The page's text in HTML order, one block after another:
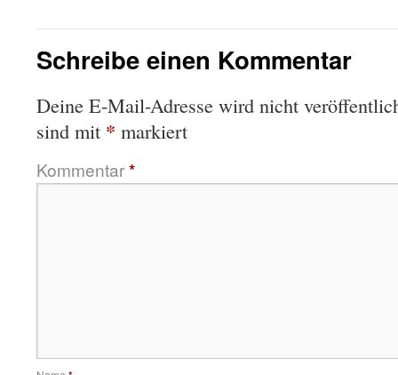
Schreibe einen Kommentar
Deine E-Mail-Adresse wird nicht
sind mit * markiert
Kommentar*